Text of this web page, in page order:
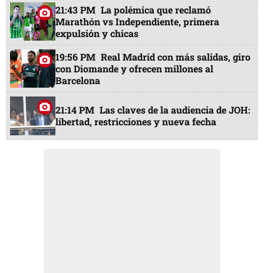
21:43 PM La polémica que reclamó
Marathón vs Independiente, primera
expulsión y chicas
19:56 PM Real Madrid con más salidas, giro
con Diomande y ofrecen millones al
Barcelona
21:14 PM Las claves de la audiencia de JOH:
libertad, restricciones y nueva fecha